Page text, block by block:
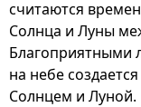
считаются
Солнца и Луны
Благоприятными
на небе
Солнцем и Луной.